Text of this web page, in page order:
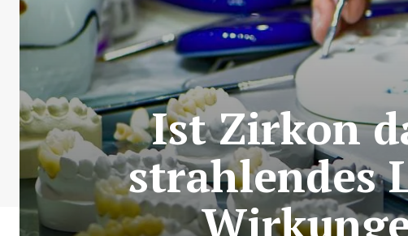
Ist Zirkon
strahlendes